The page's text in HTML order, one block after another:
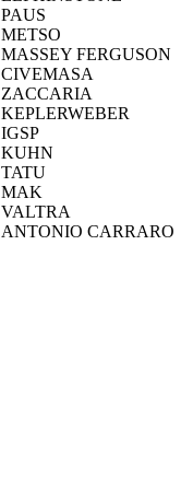
PAUS
METSO
MASSEY FERGUSON
CIVEMASA
ZACCARIA
KEPLERWEBER
IGSP
KUHN
TATU
MAK
VALTRA
ANTONIO CARRARO